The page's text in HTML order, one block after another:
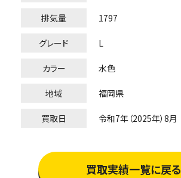
排気量 1797
グレード L
カラー 水色
地域 福岡県
買取日 令和7年（2025年）8月
買取実績一覧に戻る